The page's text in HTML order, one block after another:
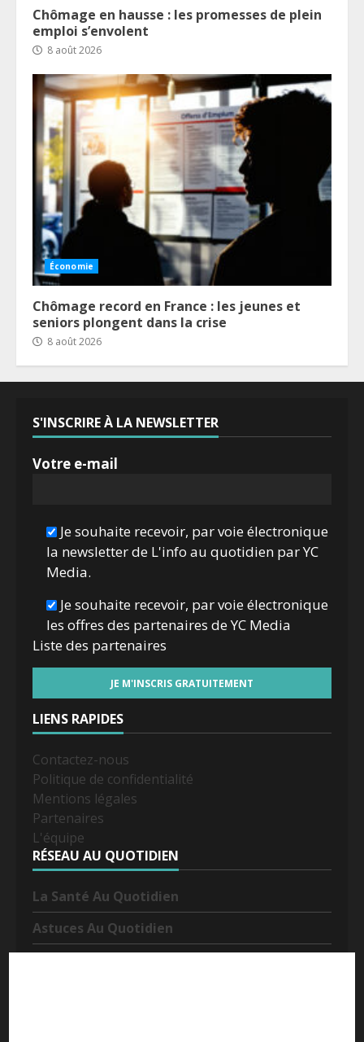
Chômage en hausse : les promesses de plein
emploi s’envolent
8 août 2026
Économie
Chômage record en France : les jeunes et
seniors plongent dans la crise
8 août 2026
S'INSCRIRE À LA NEWSLETTER
Votre e-mail
Je souhaite recevoir, par voie électronique
la newsletter de L'info au quotidien par YC
Media.
Je souhaite recevoir, par voie électronique
les offres des partenaires de YC Media
Liste des partenaires
LIENS RAPIDES
Contactez-nous
Politique de confidentialité
Mentions légales
Partenaires
L'équipe
RÉSEAU AU QUOTIDIEN
La Santé Au Quotidien
Astuces Au Quotidien